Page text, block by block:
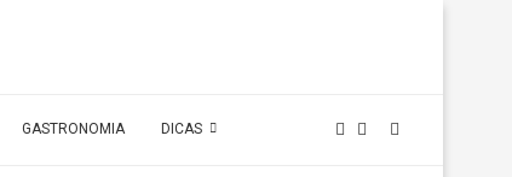
GASTRONOMIA DICAS